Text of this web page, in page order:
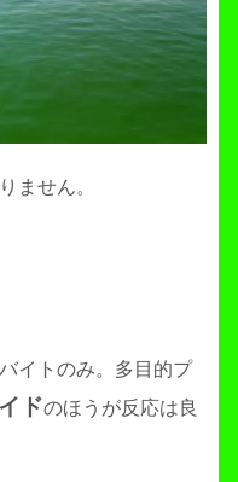
ません。
イトのみ。多目的プ
ドのほうが反応は良